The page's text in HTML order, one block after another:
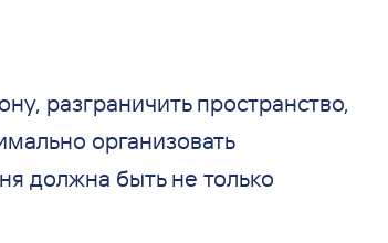
разграничить пространство,
организовать
должна быть не только